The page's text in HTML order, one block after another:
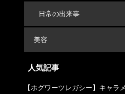
日常の出来事
美容
人気記事
【ホグワーツレガシー】キャラ